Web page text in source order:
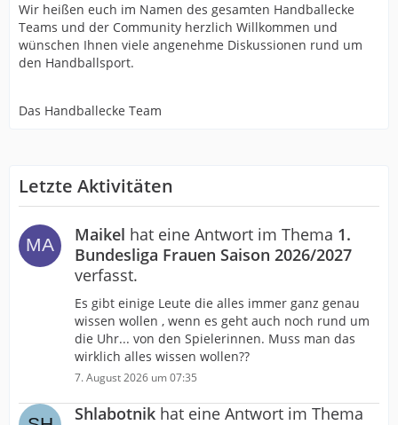
Wir heißen euch im Namen des gesamten Handballecke
Teams und der Community herzlich Willkommen und
wünschen Ihnen viele angenehme Diskussionen rund um
den Handballsport.
Das Handballecke Team
Letzte Aktivitäten
Maikel hat eine Antwort im Thema 1.
Bundesliga Frauen Saison 2026/2027
verfasst.
Es gibt einige Leute die alles immer ganz genau
wissen wollen , wenn es geht auch noch rund um
die Uhr... von den Spielerinnen. Muss man das
wirklich alles wissen wollen??
7. August 2026 um 07:35
Shlabotnik hat eine Antwort im Thema